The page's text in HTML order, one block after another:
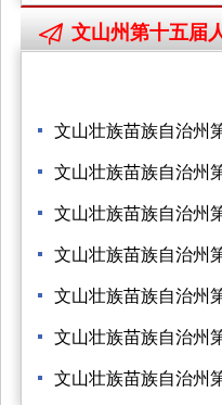
会 第六次会议关于
 文山州第十五届
文山壮族苗族自治州
会第五次会议公告
文山壮族苗族自治州
会 第五次会议关于文
报告的决议
文山壮族苗族自治州
会 第五次会议关于文
作报告的决议
文山壮族苗族自治州
会 第五次会议关于文
务委员会工作报告的
文山壮族苗族自治州
会 第五次会议关于文
预算 执行情况和2025
文山壮族苗族自治州
会 第五次会议关于文
文山壮族苗族自治州